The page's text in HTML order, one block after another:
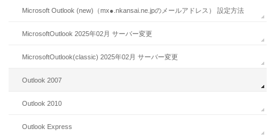
Microsoft Outlook (new)（mx●.nkansai.ne.jpのメールアドレス） 設定方法
MicrosoftOutlook 2025年02月 サーバー変更
MicrosoftOutlook(classic) 2025年02月 サーバー変更
Outlook 2007
Outlook 2010
Outlook Express